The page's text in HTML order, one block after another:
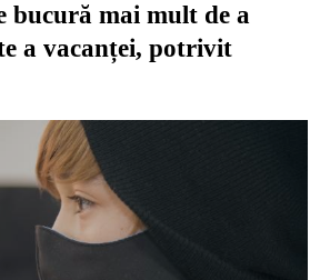
bucură mai mult de a
a vacanței, potrivit